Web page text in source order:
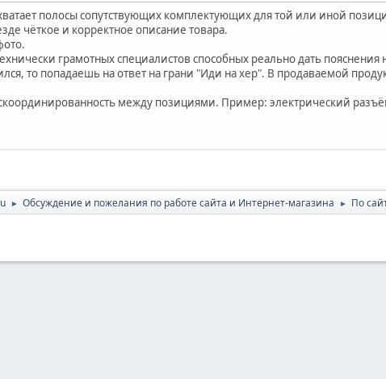
полосы сопутствующих комплектующих для той или иной
чёткое и корректное описание товара.
грамотных специалистов способных реально дать
то попадаешь на ответ на грани "Иди на хер". В продаваемой
скоординированность между позициями. Пример: электрический
► Обсуждение и пожелания по работе сайта и Интернет-магазина ► По